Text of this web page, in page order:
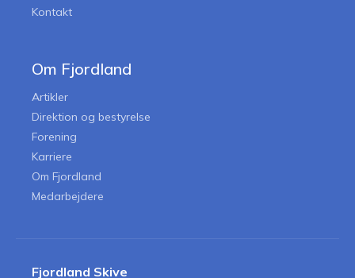
Kontakt
Om Fjordland
Artikler
Direktion og bestyrelse
Forening
Karriere
Om Fjordland
Medarbejdere
Fjordland Skive